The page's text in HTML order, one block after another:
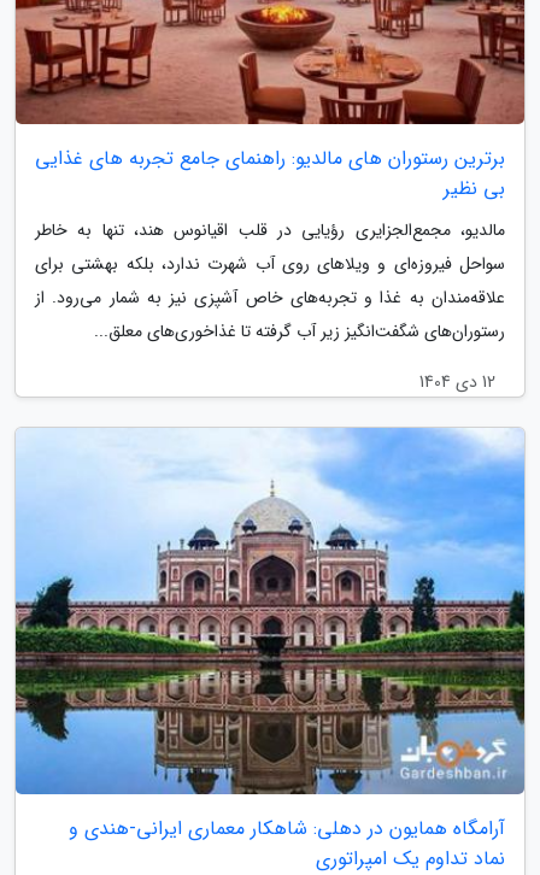
برترین رستوران های مالدیو: راهنمای جامع تجربه های غذایی
بی نظیر
مالدیو، مجمع‌الجزایری رؤیایی در قلب اقیانوس هند، تنها به خاطر
سواحل فیروزه‌ای و ویلاهای روی آب شهرت ندارد، بلکه بهشتی برای
علاقه‌مندان به غذا و تجربه‌های خاص آشپزی نیز به شمار می‌رود. از
رستوران‌های شگفت‌انگیز زیر آب گرفته تا غذاخوری‌های معلق...
12 دی 1404
آرامگاه همایون در دهلی: شاهکار معماری ایرانی-هندی و
نماد تداوم یک امپراتوری